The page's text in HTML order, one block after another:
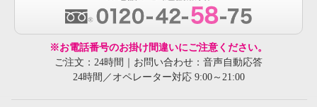
※お電話番号のお掛け間違いにご注意ください。
ご注文：24時間｜お問い合わせ：音声自動応答
24時間／オペレーター対応 9:00～21:00